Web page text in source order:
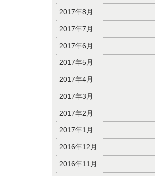
2017年8月
2017年7月
2017年6月
2017年5月
2017年4月
2017年3月
2017年2月
2017年1月
2016年12月
2016年11月